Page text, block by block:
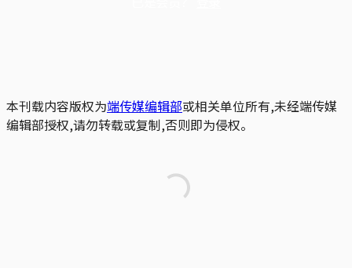
本刊载内容版权为端传媒编辑部或相关单位所有,未经端传媒
编辑部授权,请勿转载或复制,否则即为侵权。